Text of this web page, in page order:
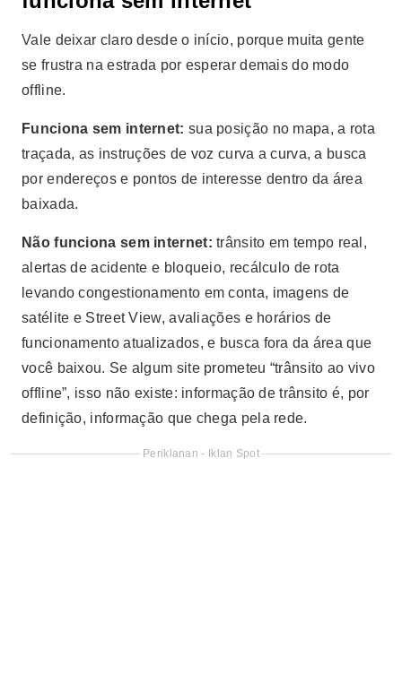
Vale deixar claro desde o início, porque muita gente
se frustra na estrada por esperar demais do modo
offline.
Funciona sem internet: sua posição no mapa, a rota
traçada, as instruções de voz curva a curva, a busca
por endereços e pontos de interesse dentro da área
baixada.
Não funciona sem internet: trânsito em tempo real,
alertas de acidente e bloqueio, recálculo de rota
levando congestionamento em conta, imagens de
satélite e Street View, avaliações e horários de
funcionamento atualizados, e busca fora da área que
você baixou. Se algum site prometeu “trânsito ao vivo
offline”, isso não existe: informação de trânsito é, por
definição, informação que chega pela rede.
Periklanan - Iklan Spot